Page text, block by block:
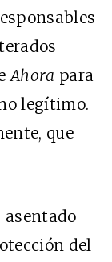
Ahora para
legítimo.
que
asentado
del